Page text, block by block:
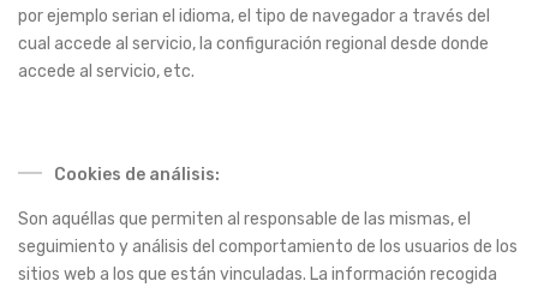
por ejemplo serian el idioma, el tipo de navegador a través del
cual accede al servicio, la configuración regional desde donde
accede al servicio, etc.
Cookies de análisis:
Son aquéllas que permiten al responsable de las mismas, el
seguimiento y análisis del comportamiento de los usuarios de los
sitios web a los que están vinculadas. La información recogida